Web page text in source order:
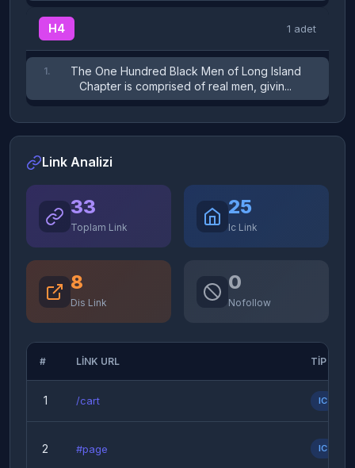
H4 1 adet
1.
The One Hundred Black Men of Long Island
Chapter is comprised of real men, givin...
Link Analizi
33
Toplam Link
25
Ic Link
8
Dis Link
0
Nofollow
# LINK URL TIP
1 /cart IC
2 #page IC